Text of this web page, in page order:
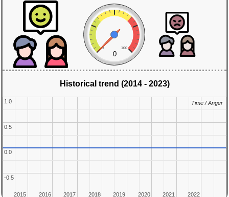
0 100
0
Historical trend (2014 - 2023)
2015
2015 2016
2016 2017
2017 2018
2018 2019
2019 2020
2020 2021
2021 2022
2022
-0.5
-0.5
0.0
0.0
0.5
0.5
1.0
1.0 Time / Anger
Time / Anger